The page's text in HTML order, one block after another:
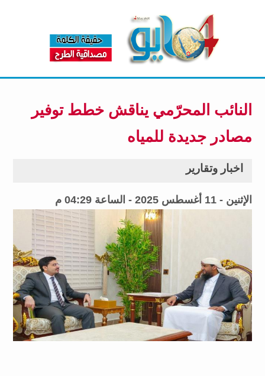
النائب المحرّمي يناقش خطط توفير
مصادر جديدة للمياه
اخبار وتقارير
الإثنين - 11 أغسطس 2025 - الساعة 04:29 م